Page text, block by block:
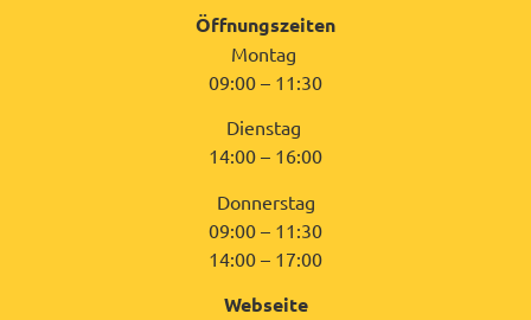
Öffnungszeiten
Montag
09:00 – 11:30
Dienstag
14:00 – 16:00
Donnerstag
09:00 – 11:30
14:00 – 17:00
Webseite